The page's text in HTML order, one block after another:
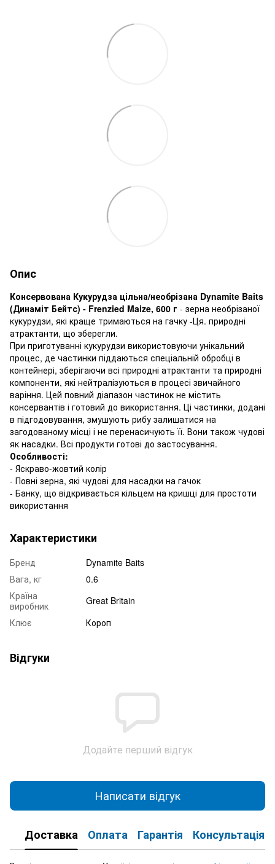
Опис
Консервована Кукурудза цільна/необрізана Dynamite Baits
(Динаміт Бейтс) - Frenzied Maize, 600 г - зерна необрізаної
кукурудзи, які краще тримаються на гачку -Ця. природні
атрактанти, що зберегли.
При приготуванні кукурудзи використовуючи унікальний
процес, де частинки піддаються спеціальній обробці в
контейнері, зберігаючи всі природні атрактанти та природні
компоненти, які нейтралізуються в процесі звичайного
варіння. Цей повний діапазон частинок не містить
консервантів і готовий до використання. Ці частинки, додані
в підгодовування, змушують рибу залишатися на
загодованому місці і не перенасичують її. Вони також чудові
як насадки. Всі продукти готові до застосування.
Особливості:
- Яскраво-жовтий колір
- Повні зерна, які чудові для насадки на гачок
- Банку, що відкривається кільцем на кришці для простоти
використання
Характеристики
Бренд
Dynamite Baits
Вага, кг
0.6
Країна
виробник
Great Britain
Клює
Короп
Відгуки
Додайте перший відгук
Написати відгук
Доставка Оплата Гарантія Консультація